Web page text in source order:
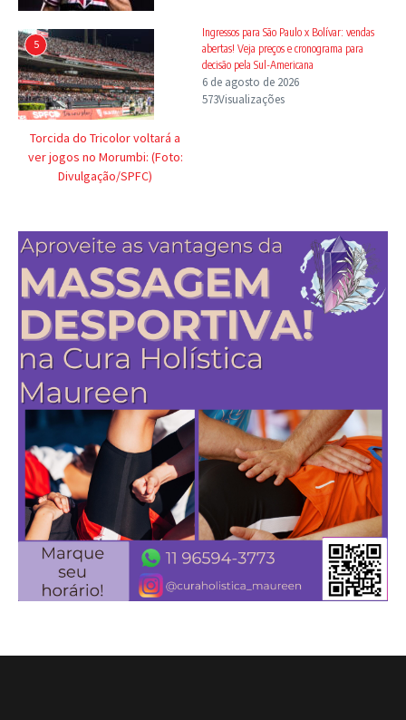
5
Torcida do Tricolor voltará a
ver jogos no Morumbi: (Foto:
Divulgação/SPFC)
Ingressos para São Paulo x Bolívar: vendas
abertas! Veja preços e cronograma para
decisão pela Sul-Americana
6 de agosto de 2026
573Visualizações